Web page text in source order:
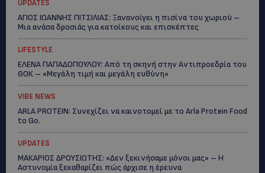
UPDATES
ΑΓΙΟΣ ΙΩΑΝΝΗΣ ΠΙΤΣΙΛΙΑΣ: Ξανανοίγει η πισίνα του χωριού –
Μια ανάσα δροσιάς για κατοίκους και επισκέπτες
LIFESTYLE
ΕΛΕΝΑ ΠΑΠΑΔΟΠΟΥΛΟΥ: Από τη σκηνή στην Αντιπροεδρία του
ΘΟΚ – «Μεγάλη τιμή και μεγάλη ευθύνη»
VIBE NEWS
ARLA PROTEIN: Συνεχίζει να καινοτομεί με το Arla Protein Food
to Go.
UPDATES
ΜΑΚΑΡΙΟΣ ΔΡΟΥΣΙΩΤΗΣ: «Δεν ξεκινήσαμε μόνοι μας» – Η
Αστυνομία ξεκαθαρίζει πώς άρχισε η έρευνα